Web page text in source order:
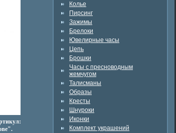
Колье
Пирсинг
Зажимы
Брелоки
Ювелирные часы
Цепь
Брошки
Часы с пресноводным
жемчугом
Талисманы
Образы
Кресты
Шнуроки
Иконки
Комплект украшений